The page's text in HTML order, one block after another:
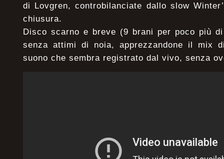
di Lovgren, controbilanciate dallo slow
chiusura.
Disco scarno e breve (9 brani per poco più
senza attimi di noia, apprezzandone il mix
suono che sembra registrato dal vivo, senza